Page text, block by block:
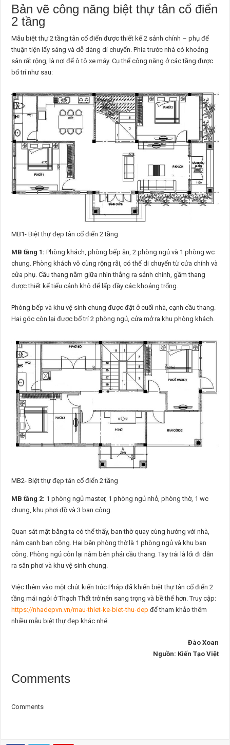
Bản vẽ công năng biệt thự tân cổ điển
2 tầng
Mẫu biệt thự 2 tầng tân cổ điển được thiết kế 2 sảnh chính – phụ để
thuận tiện lấy sáng và dễ dàng di chuyển. Phía trước nhà có khoảng
sân rất rộng, là nơi để ô tô xe máy. Cụ thể công năng ở các tầng được
bố trí như sau:
MB1- Biệt thự đẹp tân cổ điển 2 tầng
MB tầng 1:Phòng khách, phòng bếp ăn, 2 phòng ngủ và 1 phòng wc
chung. Phòng khách vô cùng rộng rãi, có thể di chuyển từ cửa chính và
cửa phụ. Cầu thang nằm giữa nhìn thẳng ra sảnh chính, gầm thang
được thiết kế tiểu cảnh khô để lấp đầy các khoảng trống.
Phòng bếp và khu vệ sinh chung được đặt ở cuối nhà, cạnh cầu thang.
Hai góc còn lại được bố trí 2 phòng ngủ, cửa mở ra khu phòng khách.
MB2- Biệt thự đẹp tân cổ điển 2 tầng
MB tầng 2: 1 phòng ngủ master, 1 phòng ngủ nhỏ, phòng thờ, 1 wc
chung, khu phơi đồ và 3 ban công.
Quan sát mặt bằng ta có thể thấy, ban thờ quay cùng hướng với nhà,
nằm cạnh ban công. Hai bên phòng thờ là 1 phòng ngủ và khu ban
công. Phòng ngủ còn lại nằm bên phải cầu thang. Tay trái là lối đi dẫn
ra sân phơi và khu vệ sinh chung.
Việc thêm vào một chút kiến trúc Pháp đã khiến biệt thự tân cổ điển 2
tầng mái ngói ở Thạch Thất trở nên sang trọng và bề thế hơn. Truy cập:
https://nhadepvn.vn/mau-thiet-ke-biet-thu-dep để tham khảo thêm
nhiều mẫu biệt thự đẹp khác nhé.
Đào Xoan
Nguồn: Kiến Tạo Việt
Comments
Comments